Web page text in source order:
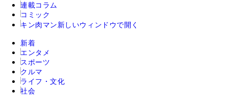
連載コラム
コミック
キン肉マン 新しいウィンドウで開く
新着
エンタメ
スポーツ
クルマ
ライフ・文化
社会